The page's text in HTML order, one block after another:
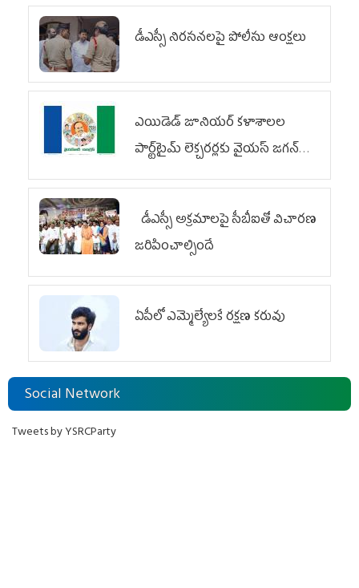
డీఎస్సీ నిరసనలపై పోలీసు ఆంక్షలు
ఎయిడెడ్‌ జూనియర్‌ కళాశాలల
పార్ట్‌టైమ్‌ లెక్చరర్లకు వైయ‌స్ జగన్
భరోసా
డీఎస్సీ అక్రమాలపై సీబీఐతో విచారణ
జరిపించాల్సిందే
ఏపీలో ఎమ్మెల్యేల‌కే ర‌క్ష‌ణ క‌రువు
Social Network
Tweets by YSRCParty